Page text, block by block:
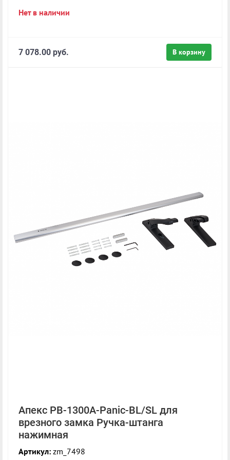
Нет в наличии
В корзину
7 078.00 руб.
Апекс PB-1300A-Panic-BL/SL для
врезного замка Ручка-штанга
нажимная
Артикул: zm_7498